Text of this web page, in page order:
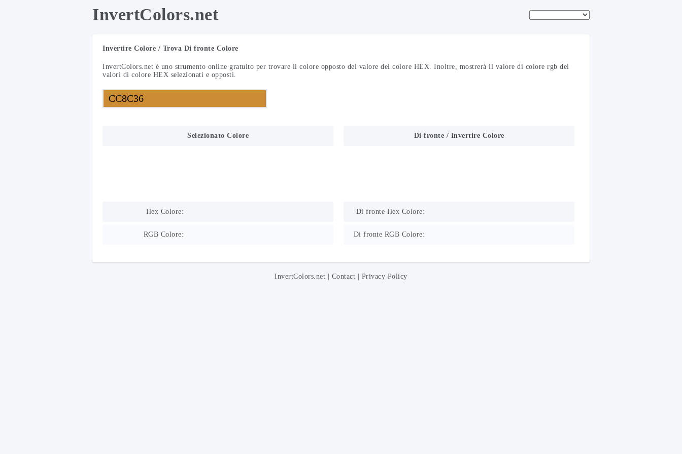
InvertColors.net
Invertire Colore / Trova Di fronte Colore
InvertColors.net è uno strumento online gratuito per trovare il colore opposto del valore del colore HEX. Inoltre, mostrerà il valore di colore rgb dei
valori di colore HEX selezionati e opposti.
Selezionato Colore
Hex Colore:
RGB Colore:
Di fronte / Invertire Colore
Di fronte Hex Colore:
Di fronte RGB Colore:
InvertColors.net Contact Privacy Policy